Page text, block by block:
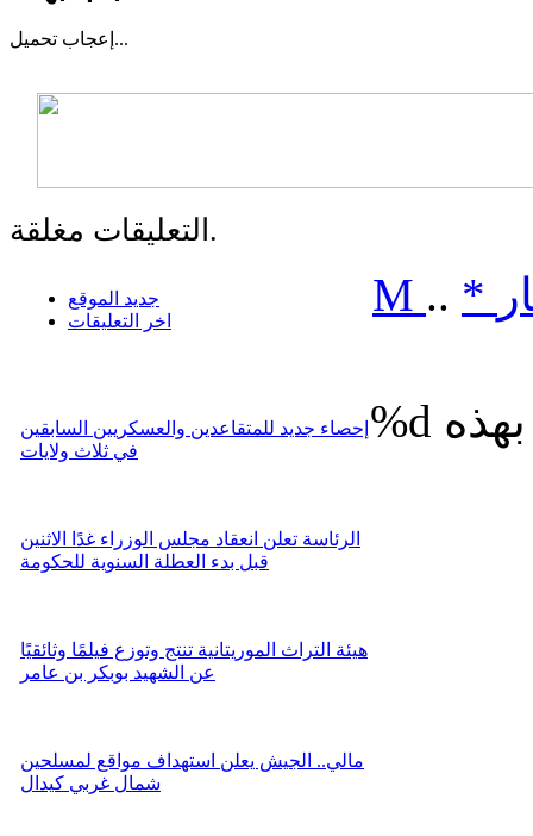
إعجاب تحميل...
التعليقات مغلقة.
جديد الموقع
اخر التعليقات
إحصاء جديد للمتقاعدين والعسكريين السابقين
في ثلاث ولايات
الرئاسة تعلن انعقاد مجلس الوزراء غدًا الاثنين
قبل بدء العطلة السنوية للحكومة
هيئة التراث الموريتانية تنتج وتوزع فيلمًا وثائقيًا
عن الشهيد بوبكر بن عامر
مالي.. الجيش يعلن استهداف مواقع لمسلحين
شمال غربي كيدال
M .. *
%d